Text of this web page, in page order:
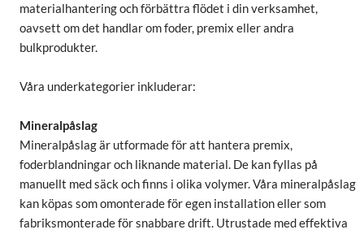
materialhantering och förbättra flödet i din verksamhet,
oavsett om det handlar om foder, premix eller andra
bulkprodukter.
Våra underkategorier inkluderar:
Mineralpåslag
Mineralpåslag är utformade för att hantera premix,
foderblandningar och liknande material. De kan fyllas på
manuellt med säck och finns i olika volymer. Våra mineralpåslag
kan köpas som omonterade för egen installation eller som
fabriksmonterade för snabbare drift. Utrustade med effektiva